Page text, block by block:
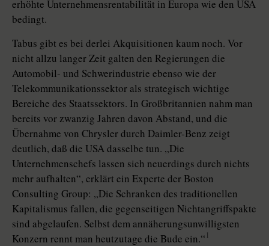
erhöhte Unternehmensrentabilität in Europa wie den USA
bedingt.
Tabus gibt es bei derlei Akquisitionen kaum noch. Vor
nicht allzu langer Zeit galten den Regierungen die
Automobil- und Schwerindustrie ebenso wie der
Telekommunikationssektor als strategisch wichtige
Bereiche des Staatssektors. In Großbritannien nahm man
bereits vor zwanzig Jahren davon Abstand, und die
Übernahme von Chrysler durch Daimler-Benz zeigt
deutlich, daß die USA dasselbe tun. „Die
Unternehmenschefs lassen sich neuerdings durch nichts
mehr aufhalten“, erklärt ein Experte der Boston
Consulting Group: „Die Schranken des traditionellen
Kapitalismus fallen, die gegenseitigen Nichtangriffspakte
sind abgelaufen. Selbst dem annäherungsunwilligsten
Konzern rennt man heutzutage die Bude ein.“ 1